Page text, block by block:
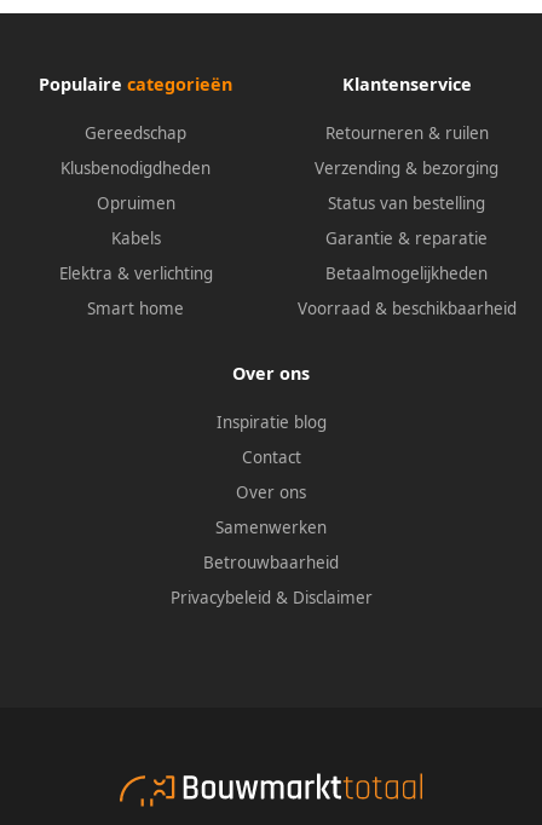
Populaire categorieën
Gereedschap
Klusbenodigdheden
Opruimen
Kabels
Elektra & verlichting
Smart home
Klantenservice
Retourneren & ruilen
Verzending & bezorging
Status van bestelling
Garantie & reparatie
Betaalmogelijkheden
Voorraad & beschikbaarheid
Over ons
Inspiratie blog
Contact
Over ons
Samenwerken
Betrouwbaarheid
Privacybeleid & Disclaimer